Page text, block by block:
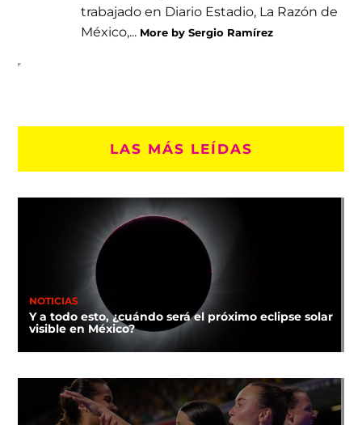
trabajado en Diario Estadio, La Razón de
México,... More by Sergio Ramírez
LAS MÁS LEÍDAS
NOTICIAS
Y a todo esto, ¿cuándo será el próximo eclipse solar
visible en México?